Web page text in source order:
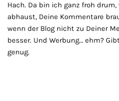
Hach. Da bin ich ganz froh
abhaust, Deine Kommentare
wenn der Blog nicht zu Deiner
besser. Und Werbung… ehm?
genug.